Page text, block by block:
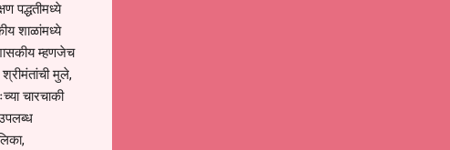
पद्धतीमध्ये
शाळांमध्ये
म्हणजेच
मुले,
चारचाकी